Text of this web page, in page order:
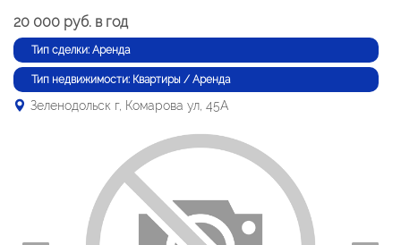
20 000 руб. в год
Тип сделки: Аренда
Тип недвижимости: Квартиры / Аренда
Зеленодольск г, Комарова ул, 45А